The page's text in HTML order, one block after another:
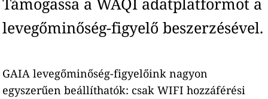
levegőminőség-figyelő beszerzésével.
GAIA levegőminőség-figyelőink nagyon
egyszerűen beállíthatók: csak WIFI hozzáférési